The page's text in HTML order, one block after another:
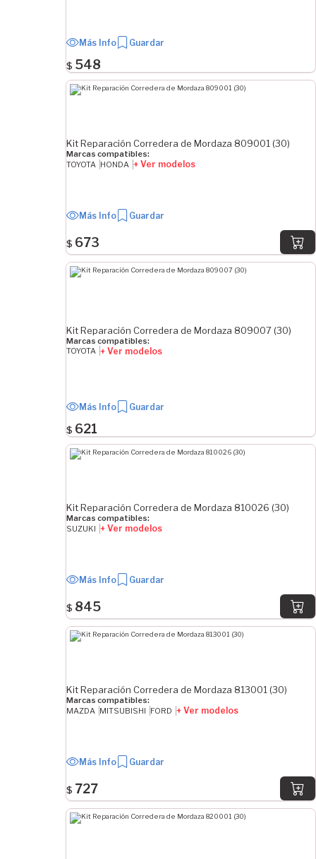
Más Info Guardar
$ 548
Kit Reparación Corredera de Mordaza 809001 (30)
Marcas compatibles:
TOYOTA HONDA + Ver modelos
Más Info Guardar
$ 673
Kit Reparación Corredera de Mordaza 809007 (30)
Marcas compatibles:
TOYOTA + Ver modelos
Más Info Guardar
$ 621
Kit Reparación Corredera de Mordaza 810026 (30)
Marcas compatibles:
SUZUKI + Ver modelos
Más Info Guardar
$ 845
Kit Reparación Corredera de Mordaza 813001 (30)
Marcas compatibles:
MAZDA MITSUBISHI FORD + Ver modelos
Más Info Guardar
$ 727